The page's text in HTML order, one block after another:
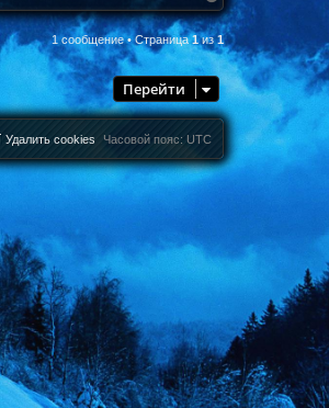
е
р
н
у
т
ь
с
я
а
1 сообщение • Страница1из1
Перейти
Часовой пояс: UTC
Удалить cookies